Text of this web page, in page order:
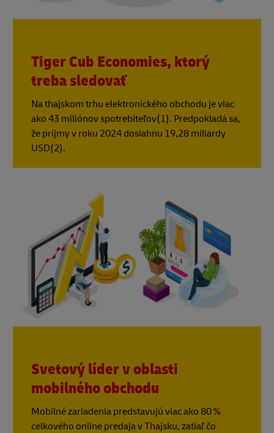
Tiger Cub Economies, ktorý
treba sledovať
Na thajskom trhu elektronického obchodu je viac
ako 43 miliónov spotrebiteľov(1). Predpokladá sa,
že príjmy v roku 2024 dosiahnu 19,28 miliardy
USD(2).
Svetový líder v oblasti
mobilného obchodu
Mobilné zariadenia predstavujú viac ako 80 %
celkového online predaja v Thajsku, zatiaľ čo